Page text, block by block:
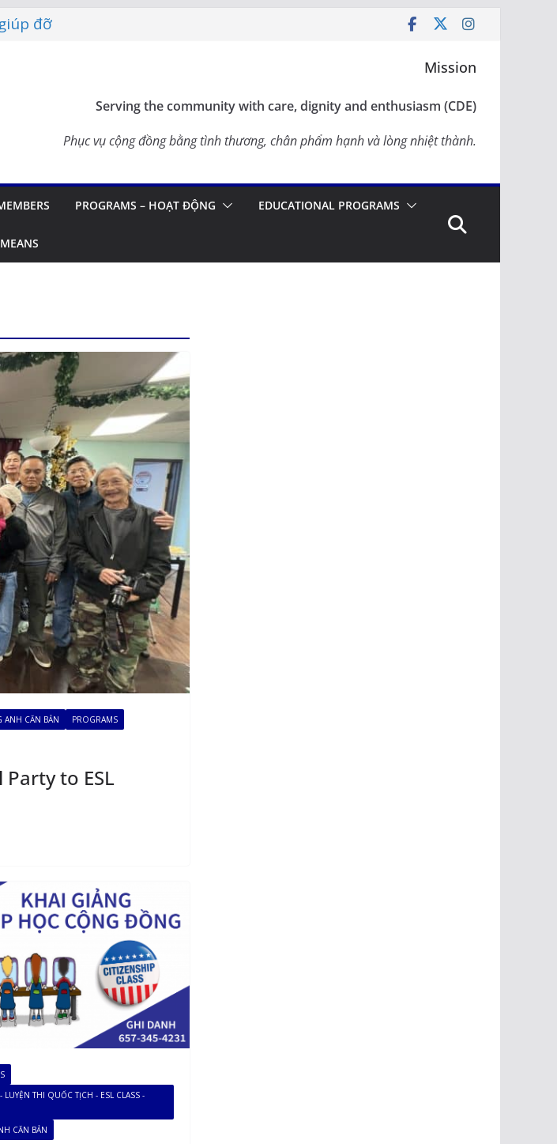
đỡ
Ôn
Mission
Serving the community with care, dignity and enthusiasm (CDE)
Phục vụ cộng đồng bằng tình thương, chân phẩm hạnh và lòng nhiệt thành.
PROGRAMS – HOẠT ĐỘNG EDUCATIONAL PROGRAMS
ANH CĂN BẢN PROGRAMS
to ESL
LUYỆN THI QUỐC TỊCH - ESL CLASS -
CĂN BẢN